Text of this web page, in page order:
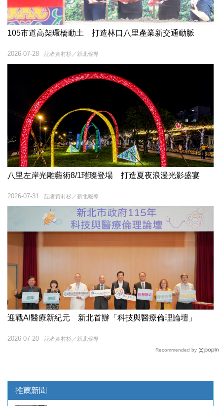
105市道高架環橋動土 打造林口八里產業新交通動脈
記者黃村杉／新北報導
2026-07-28
八里左岸光雕藝術8/1璀璨登場 打造夏夜浪漫光影盛宴
記者黃村杉／新北報導
2026-07-31
迎戰AI醫療新紀元 新北首辦「科技與醫療倫理論壇」
記者黃村杉／新北報導
2026-07-20
Recommended by
推薦新聞